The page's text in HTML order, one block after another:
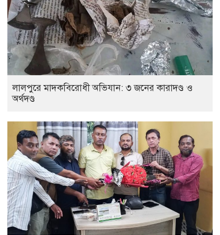
লালপুরে মাদকবিরোধী অভিযান: ৩ জনের কারাদণ্ড ও
অর্থদণ্ড